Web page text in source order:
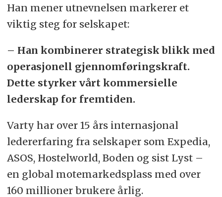
Han mener utnevnelsen markerer et
viktig steg for selskapet:
– Han kombinerer strategisk blikk med
operasjonell gjennomføringskraft.
Dette styrker vårt kommersielle
lederskap for fremtiden.
Varty har over 15 års internasjonal
ledererfaring fra selskaper som Expedia,
ASOS, Hostelworld, Boden og sist Lyst –
en global motemarkedsplass med over
160 millioner brukere årlig.